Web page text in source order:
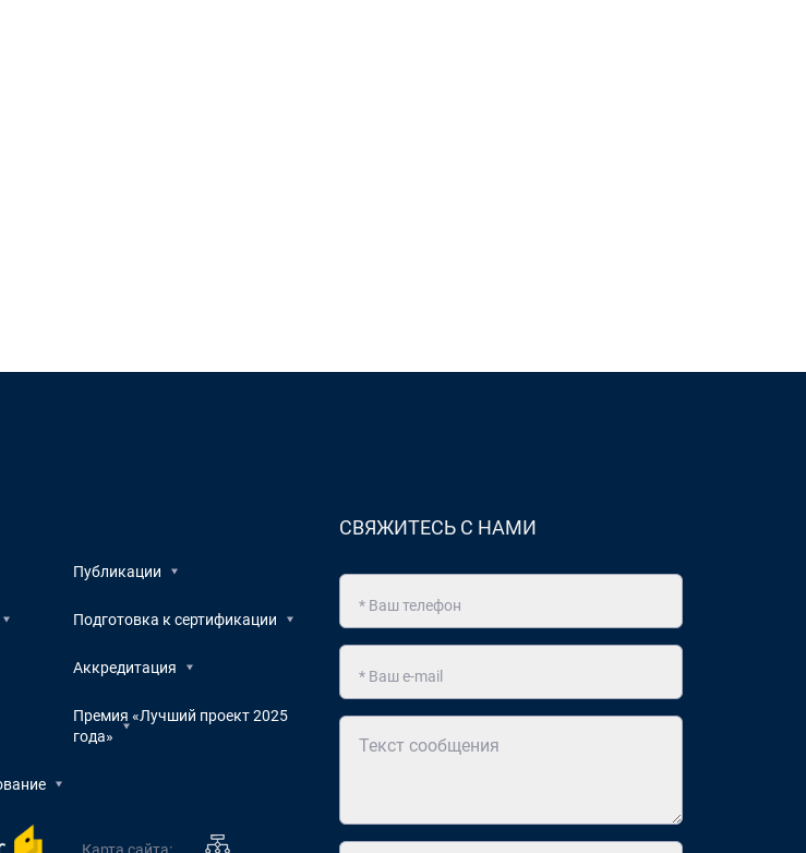
Публикации
Подготовка к сертификации
Аккредитация
Премия «Лучший проект 2025
года»
Карта сайта:
СВЯЖИТЕСЬ С НАМИ